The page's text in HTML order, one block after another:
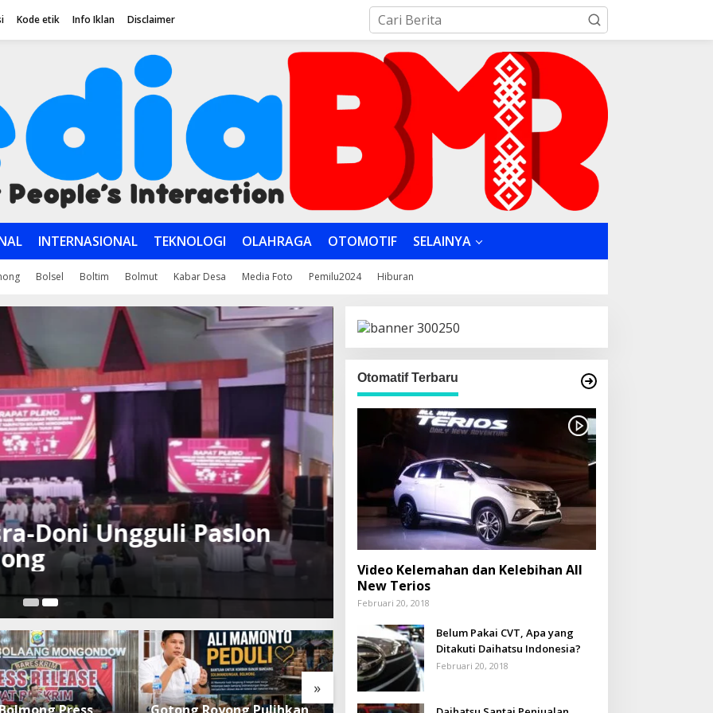
Kode etik Info Iklan Disclaimer
INTERNASIONAL TEKNOLOGI OLAHRAGA OTOMOTIF SELAINYA
Bolsel Boltim Bolmut Kabar Desa Media Foto Pemilu2024 Hiburan
Doni Ungguli Paslon
Berita,Bolmong
Amankan Lumbung Pangan,
Temui Balai Sungai
Irigasi
Mei 8, 2026
»
Otomatif Terbaru
Video Kelemahan dan Kelebihan All
New Terios
Februari 20, 2018
Belum Pakai CVT, Apa yang
Ditakuti Daihatsu Indonesia?
Februari 20, 2018